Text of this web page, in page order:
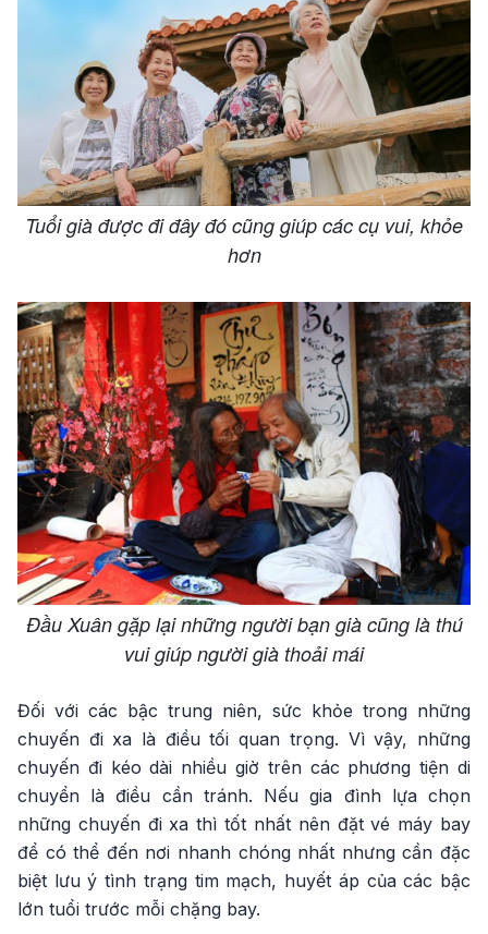
Tuổi già được đi đây đó cũng giúp các cụ vui, khỏe
hơn
Đầu Xuân gặp lại những người bạn già cũng là thú
vui giúp người già thoải mái
Đối với các bậc trung niên, sức khỏe trong những
chuyến đi xa là điều tối quan trọng. Vì vậy, những
chuyến đi kéo dài nhiều giờ trên các phương tiện di
chuyển là điều cần tránh. Nếu gia đình lựa chọn
những chuyến đi xa thì tốt nhất nên đặt vé máy bay
để có thể đến nơi nhanh chóng nhất nhưng cần đặc
biệt lưu ý tình trạng tim mạch, huyết áp của các bậc
lớn tuổi trước mỗi chặng bay.